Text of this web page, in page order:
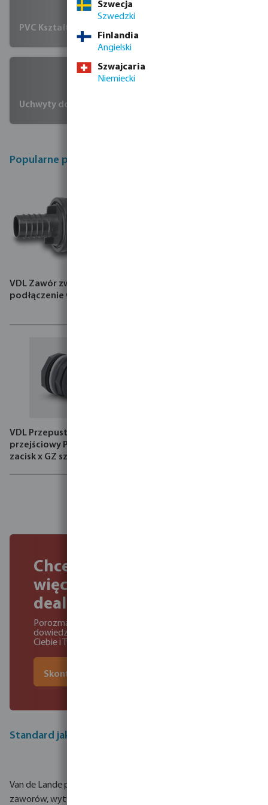
PVC Kształtki i złączki
Uchwyty do rur
Popularne produkty Van De Lande
VDL Zawór zwrotny PVC-U
podłączenie węża szary
VDL Przepust szczelny
przejściowy PVC-U 10 bar
zacisk x GZ szary
Chcesz dowiedzieć się
więcej o zostaniu
dealerem VDL?
Porozmawiaj z naszymi ekspertami, aby
dowiedzieć się o korzyściach płynących z VDL dla
Ciebie i Twoich klientów
Skontaktuj się z naszymi ekspertami
Standard jakości
Van de Lande produkuje niezwykle szeroką gamę złączek i
zaworów, wytwarzając ponad 4500 różnych przedmiotów we
Szwecja
Szwedzki
Finlandia
Angielski
Szwajcaria
Niemiecki